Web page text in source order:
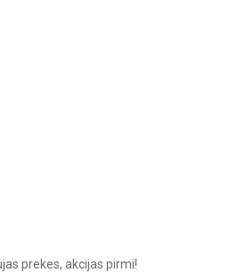
prekes, akcijas pirmi!